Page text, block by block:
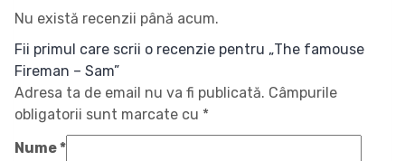
Nu există recenzii până acum.
Fii primul care scrii o recenzie pentru „The famouse
Fireman – Sam”
Adresa ta de email nu va fi publicată. Câmpurile
obligatorii sunt marcate cu *
Nume*